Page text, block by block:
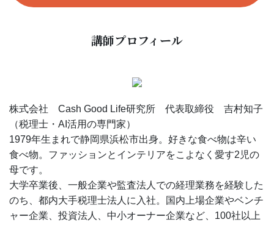
講師プロフィール
株式会社 Cash Good Life研究所 代表取締役 吉村知子
（税理士・AI活用の専門家）
1979年生まれで静岡県浜松市出身。好きな食べ物は辛い
食べ物。ファッションとインテリアをこよなく愛す2児の
母です。
大学卒業後、一般企業や監査法人での経理業務を経験した
のち、都内大手税理士法人に入社。国内上場企業やベンチ
ャー企業、投資法人、中小オーナー企業など、100社以上